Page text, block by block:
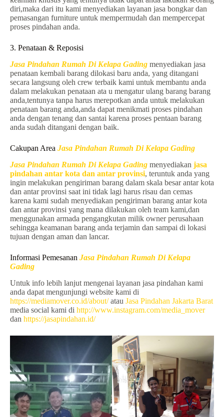
diri,maka dari itu kami menyediakan layanan jasa bongkar dan
pemasangan furniture untuk mempermudah dan mempercepat
proses pindahan anda.
3. Penataan & Reposisi
Jasa Pindahan Rumah Di Kelapa Gading menyediakan jasa
penataan kembali barang dilokasi baru anda, yang ditangani
secara langsung oleh crew terbaik kami untuk membantu anda
dalam melakukan penataan ata u mengatur ulang barang barang
anda,tentunya tanpa harus merepotkan anda untuk melakukan
penataan barang anda,anda dapat menikmati proses pindahan
anda dengan tenang dan santai karena proses pentaan barang
anda sudah ditangani dengan baik.
Cakupan Area Jasa Pindahan Rumah Di Kelapa Gading
Jasa Pindahan Rumah Di Kelapa Gading menyediakan jasa
pindahan antar kota dan antar provinsi, teruntuk anda yang
ingin melakukan pengiriman barang dalam skala besar antar kota
dan antar provinsi saat ini tidak lagi harus risau dan cemas
karena kami sudah menyediakan pengiriman barang antar kota
dan antar provinsi yang mana dilakukan oleh team kami,dan
menggunakan armada pengangkutan milik owner perusahaan
sehingga keamanan barang anda terjamin dan sampai di lokasi
tujuan dengan aman dan lancar.
Informasi Pemesanan Jasa Pindahan Rumah Di Kelapa
Gading
Untuk info lebih lanjut mengenai layanan jasa pindahan kami
anda dapat mengunjungi website kami di
https://mediamover.co.id/about/atau Jasa Pindahan Jakarta Barat
media social kami di http://www.instagram.com/media_mover
dan https://jasapindahan.id/